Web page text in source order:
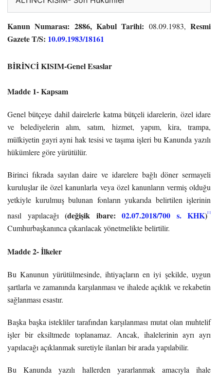
Kanun Numarası: 2886, Kabul Tarihi: 08.09.1983,Resmi
Gazete T/S: 10.09.1983/18161
BİRİNCİ KISIM-Genel Esaslar
Madde 1- Kapsam
Genel bütçeye dahil dairelerle katma bütçeli idarelerin, özel idare
ve belediyelerin alım, satım, hizmet, yapım, kira, trampa,
mülkiyetin gayri ayni hak tesisi ve taşıma işleri bu Kanunda yazılı
hükümlere göre yürütülür.
Birinci fıkrada sayılan daire ve idarelere bağlı döner sermayeli
kuruluşlar ile özel kanunlarla veya özel kanunların vermiş olduğu
yetkiyle kurulmuş bulunan fonların yukarıda belirtilen işlerinin
nasıl yapılacağı (değişik ibare: 02.07.2018/700 s. KHK)[1]
Cumhurbaşkanınca çıkarılacak yönetmelikte belirtilir.
Madde 2- İlkeler
Bu Kanunun yürütülmesinde, ihtiyaçların en iyi şekilde, uygun
şartlarla ve zamanında karşılanması ve ihalede açıklık ve rekabetin
sağlanması esastır.
Başka başka istekliler tarafından karşılanması mutat olan muhtelif
işler bir eksiltmede toplanamaz. Ancak, ihalelerinin ayrı ayrı
yapılacağı açıklanmak suretiyle ilanları bir arada yapılabilir.
Bu Kanunda yazılı hallerden yararlanmak amacıyla ihale